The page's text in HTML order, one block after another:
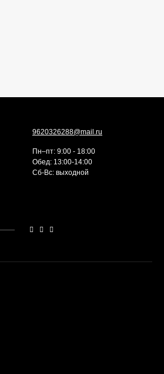
9620326288@mail.ru
Пн–пт: 9:00 - 18:00
Обед: 13:00-14:00
Cб-Вс: выходной